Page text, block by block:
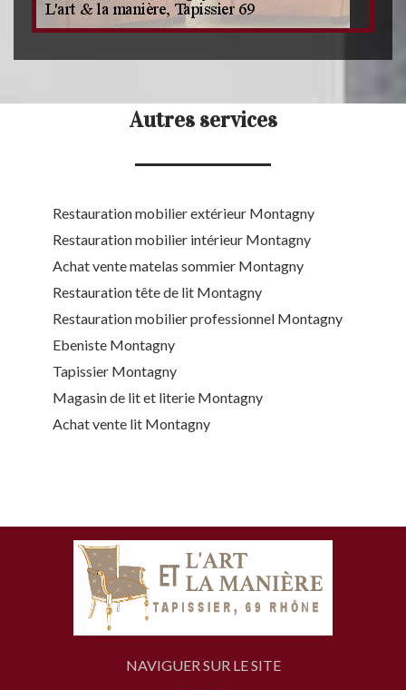
Autres services
Restauration mobilier extérieur Montagny
Restauration mobilier intérieur Montagny
Achat vente matelas sommier Montagny
Restauration tête de lit Montagny
Restauration mobilier professionnel Montagny
Ebeniste Montagny
Tapissier Montagny
Magasin de lit et literie Montagny
Achat vente lit Montagny
NAVIGUER SUR LE SITE